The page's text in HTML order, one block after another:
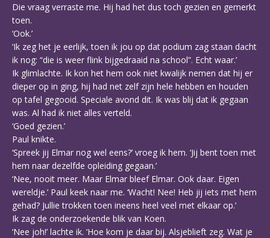
Die vraag verraste me. Hij had het dus toch gezien en gemerkt
toen.
‘Ook.’
‘Ik zeg het je eerlijk, toen ik jou op dat podium zag staan dacht
ik nog: “die is weer flink bijgedraaid na school”. Echt waar.’
Ik glimlachte. Ik kon het hem ook niet kwalijk nemen dat hij er
dieper op in ging, hij had net zelf zijn hele hebben en houden
op tafel gegooid. Speciale avond dit. Ik was blij dat ik gegaan
was. Al had ik niet alles verteld.
‘Goed gezien.’
Paul knikte.
‘Spreek jij Elmar nog wel eens?’ vroeg ik hem. ‘Jij bent toen met
hem naar dezelfde opleiding gegaan.’
‘Nee, nooit meer. Maar Elmar bleef Elmar. Ook daar. Eigen
wereldje.’ Paul keek naar me. ‘Wacht! Nee! Heb jij iets met hem
gehad? Jullie trokken toen ineens heel veel met elkaar op.’
Ik zag de onderzoekende blik van Koen.
‘Nee joh!’ lachte ik. ‘Hoe kom je daar bij. Alsjeblieft zeg. Wat je